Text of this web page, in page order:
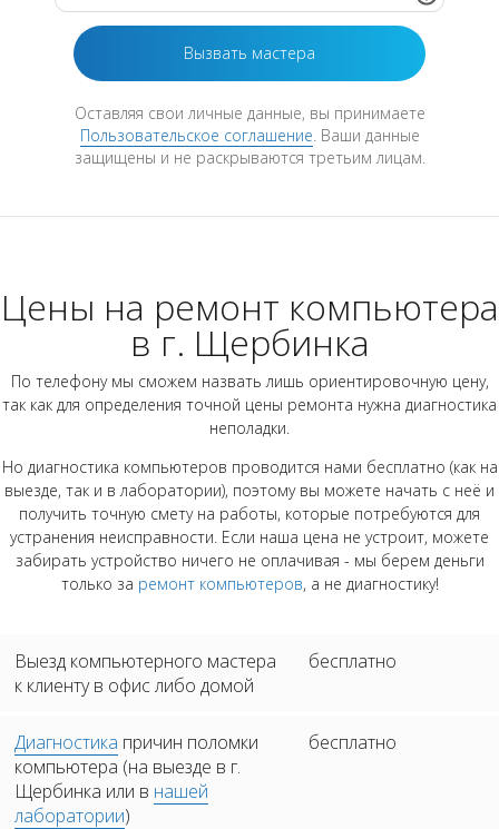
Оставляя свои личные данные, вы принимаете
Пользовательское соглашение. Ваши данные
защищены и не раскрываются третьим лицам.
Цены на ремонт компьютера
в г. Щербинка
По телефону мы сможем назвать лишь ориентировочную цену,
так как для определения точной цены ремонта нужна диагностика
неполадки.
Но диагностика компьютеров проводится нами бесплатно (как на
выезде, так и в лаборатории), поэтому вы можете начать с неё и
получить точную смету на работы, которые потребуются для
устранения неисправности. Если наша цена не устроит, можете
забирать устройство ничего не оплачивая - мы берем деньги
только за ремонт компьютеров, а не диагностику!
Выезд компьютерного мастера
к клиенту в офис либо домой
бесплатно
Диагностика причин поломки
компьютера (на выезде в г.
Щербинка или в нашей
лаборатории)
бесплатно